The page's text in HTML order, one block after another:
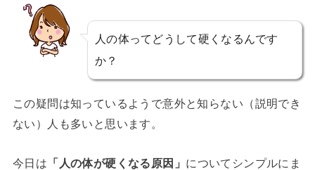
人の体ってどうして硬くなるんです
か？
この疑問は知っているようで意外と知らない（説明でき
ない）人も多いと思います。
今日は 「人の体が硬くなる原因」 についてシンプルにま